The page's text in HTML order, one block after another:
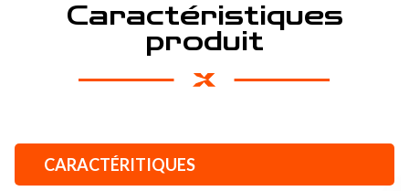
Caractéristiques
produit
CARACTÉRITIQUES